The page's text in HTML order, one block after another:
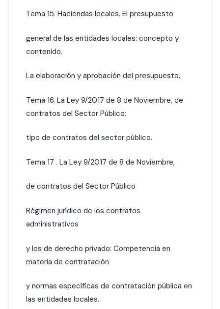
Tema 15. Haciendas locales. El presupuesto
general de las entidades locales: concepto y
contenido.
La elaboración y aprobación del presupuesto.
Tema 16. La Ley 9/2017 de 8 de Noviembre, de
contratos del Sector Público:
tipo de contratos del sector público.
Tema 17 . La Ley 9/2017 de 8 de Noviembre,
de contratos del Sector Público
Régimen jurídico de los contratos
administrativos
y los de derecho privado: Competencia en
materia de contratación
y normas específicas de contratación pública en
las entidades locales.